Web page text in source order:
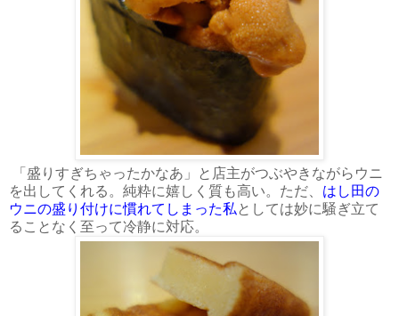
「盛りすぎちゃったかなあ」と店主がつぶやきながらウニ
を出してくれる。純粋に嬉しく質も高い。ただ、 はし田の
ウニの盛り付けに慣れてしまった私 としては妙に騒ぎ立て
ることなく至って冷静に対応。